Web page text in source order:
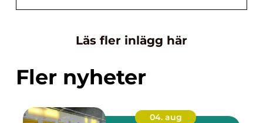
Läs fler inlägg här
Fler nyheter
04. aug